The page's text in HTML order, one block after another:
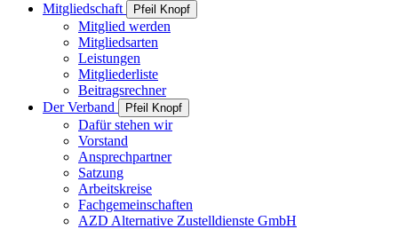
Mitgliedschaft
Pfeil Knopf
Mitglied werden
Mitgliedsarten
Leistungen
Mitgliederliste
Beitragsrechner
Der Verband
Pfeil Knopf
Dafür stehen wir
Vorstand
Ansprechpartner
Satzung
Arbeitskreise
Fachgemeinschaften
AZD Alternative Zustelldienste GmbH